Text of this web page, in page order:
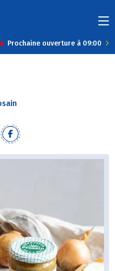
Prochaine ouverture à 09:00